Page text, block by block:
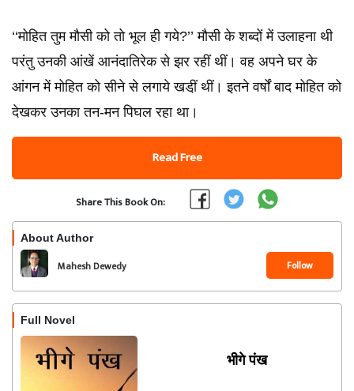
‘‘मोहित तुम मौसी को तो भूल ही गये?’’ मौसी के शब्दों में उलाहना थी
परंतु उनकी आंखें आनंदातिरेक से झर रहीं थीं। वह अपने घर के
आंगन में मोहित को सीने से लगाये खडी़ं थीं। इतने वर्षों बाद मोहित को
देखकर उनका तन-मन पिघल रहा था।
Read Free
Share This Book On:
About Author
Mahesh Dewedy Follow
Full Novel
भीगे पंख